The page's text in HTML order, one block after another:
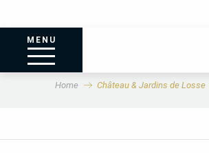
MENU
Home Château & Jardins de Losse